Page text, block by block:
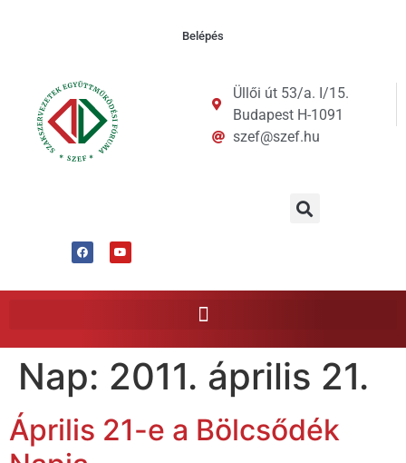
Belépés
Üllői út 53/a. I/15.
Budapest H-1091
szef@szef.hu
Nap: 2011. április 21.
Április 21-e a Bölcsődék